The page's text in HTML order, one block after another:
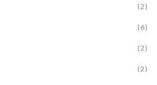
(2)
(6)
(2)
(2)